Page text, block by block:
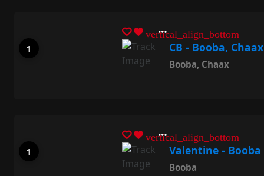
vertical_align_bottom
CB - Booba, Chaax
Booba, Chaax
vertical_align_bottom
Valentine - Booba
Booba